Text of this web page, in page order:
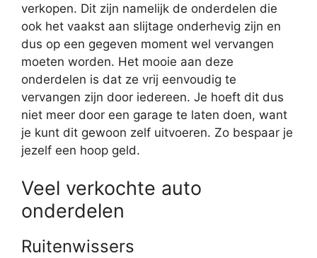
verkopen. Dit zijn namelijk de onderdelen die
ook het vaakst aan slijtage onderhevig zijn en
dus op een gegeven moment wel vervangen
moeten worden. Het mooie aan deze
onderdelen is dat ze vrij eenvoudig te
vervangen zijn door iedereen. Je hoeft dit dus
niet meer door een garage te laten doen, want
je kunt dit gewoon zelf uitvoeren. Zo bespaar je
jezelf een hoop geld.
Veel verkochte auto
onderdelen
Ruitenwissers